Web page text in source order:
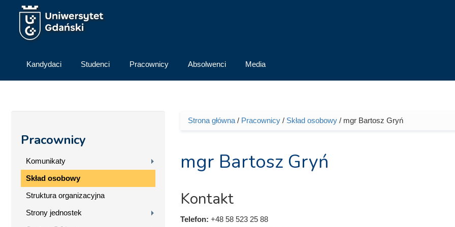
Przejdź do treści
Kandydaci Studenci Pracownicy Absolwenci Media
Pracownicy
Komunikaty
Skład osobowy
Struktura organizacyjna
Strony jednostek
Jesteś tutaj
Strona główna/ Pracownicy/ Skład osobowy/ mgr Bartosz Gryń
mgr Bartosz Gryń
Kontakt
Telefon: +48 58 523 25 88